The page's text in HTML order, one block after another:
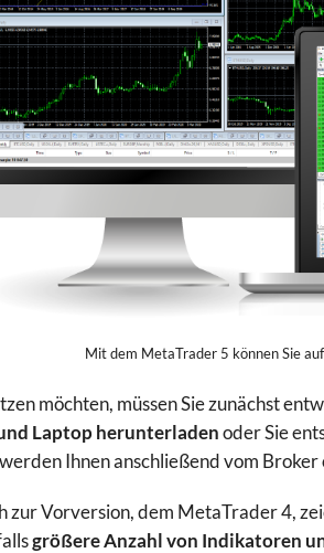
Mit dem MetaTrader 5 können Sie
möchten, müssen Sie zunächst
Laptop herunterladenoder Sie
Ihnen anschließend vom
zur Vorversion, dem MetaTrader 4,
größere Anzahl von Indikatoren